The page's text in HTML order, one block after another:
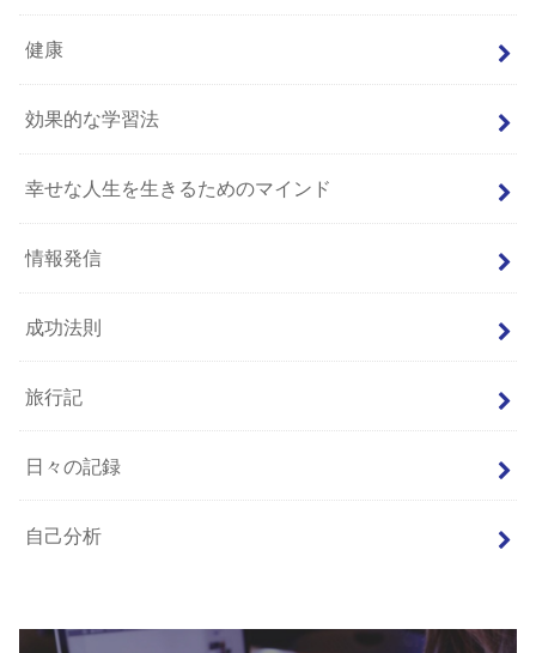
健康
効果的な学習法
幸せな人生を生きるためのマインド
情報発信
成功法則
旅行記
日々の記録
自己分析